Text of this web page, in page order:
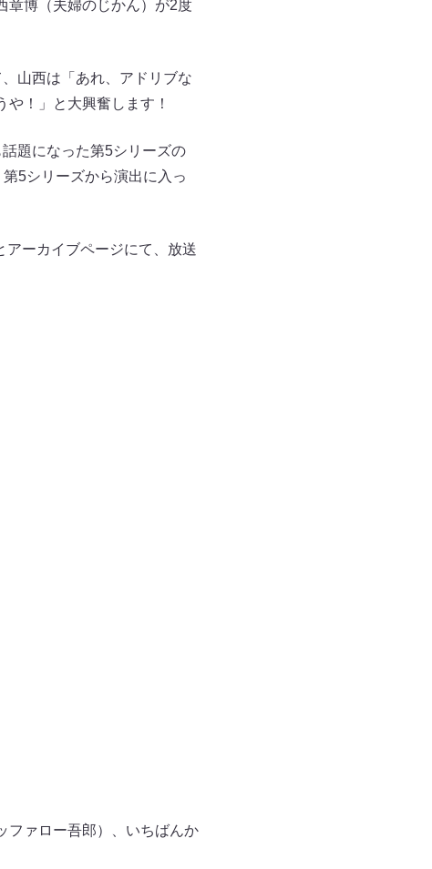
章博（夫婦のじかん）が2度
山西は「あれ、アドリブな
！」と大興奮します！
題になった第5シリーズの
5シリーズから演出に入っ
アーカイブページにて、放送
ファロー吾郎）、いちばんか